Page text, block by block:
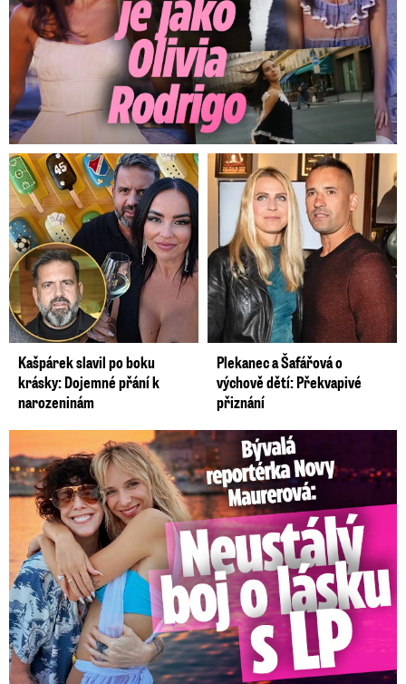
Kašpárek slavil po boku
krásky: Dojemné přání k
narozeninám
Plekanec a Šafářová o
výchově dětí: Překvapivé
přiznání
Bývalá reportérka Novy Maurerová: Neustálý boj o lásku s ...